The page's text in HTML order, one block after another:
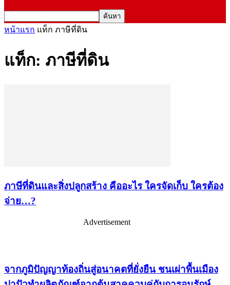
หน้าแรก แท็ก ภาษีที่ดิน
แท็ก: ภาษีที่ดิน
ภาษีที่ดินและสิ่งปลูกสร้าง คืออะไร ใครจัดเก็บ ใครต้อง
จ่าย…?
Advertisement
จากภูมิปัญญาท้องถิ่นสู่อนาคตที่ยั่งยืน ชนเผ่าพื้นเมือง